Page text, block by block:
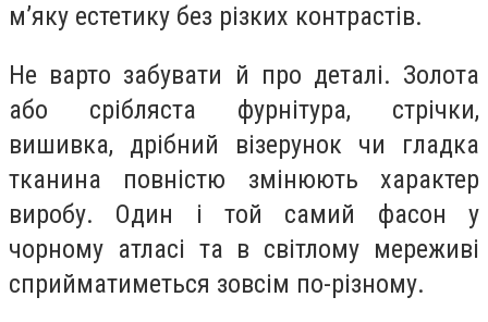
м’яку естетику без різких контрастів.
Не варто забувати й про деталі. Золота
або срібляста фурнітура, стрічки,
вишивка, дрібний візерунок чи гладка
тканина повністю змінюють характер
виробу. Один і той самий фасон у
чорному атласі та в світлому мереживі
сприйматиметься зовсім по-різному.